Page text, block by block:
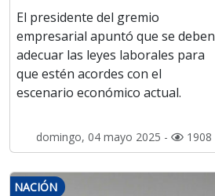
El presidente del gremio
empresarial apuntó que se deben
adecuar las leyes laborales para
que estén acordes con el
escenario económico actual.
domingo, 04 mayo 2025 - 1908
NACIÓN